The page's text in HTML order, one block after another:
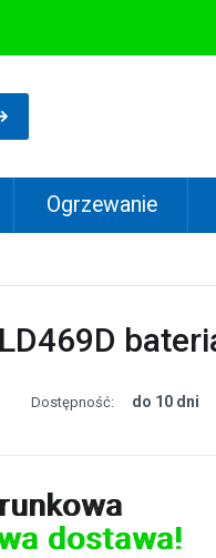
Ogrzewanie
Dostępność: do 10 dni
dostawa!